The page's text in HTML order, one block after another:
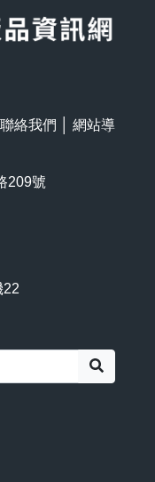
聯絡我們
網站導
209號
22